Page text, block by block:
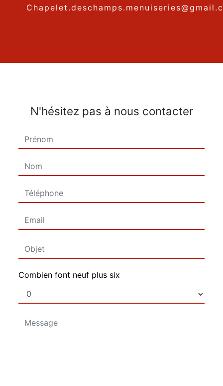
N'hésitez pas à nous contacter
Combien font neuf plus six